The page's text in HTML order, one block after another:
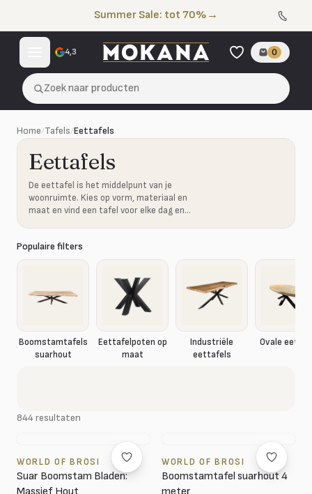
Summer Sale: tot 70% →
4,3 0
Zoek naar producten
Home/Tafels/Eettafels
Eettafels
De eettafel is het middelpunt van je
woonruimte. Kies op vorm, materiaal en
maat en vind een tafel voor elke dag en
Populaire filters
Boomstamtafels
suarhout
Eettafelpoten op
maat
Industriële
eettafels
Ovale
844 resultaten
WORLD OF BROSI
Suar Boomstam Bladen:
WORLD OF BROSI
Boomstamtafel suarhout 4